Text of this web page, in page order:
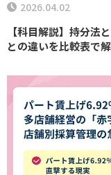
【科目解説】持分法
との違いを比較表で
2026.04.02